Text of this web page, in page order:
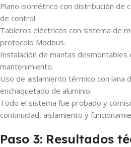
Plano isométrico con distribución de
de control.
Tableros eléctricos con sistema de
protocolo Modbus.
Instalación de mantas desmontables
mantenimiento.
Uso de aislamiento térmico con lana
enchaquetado de aluminio.
Todo el sistema fue probado y
continuidad, aislamiento y
Paso 3: Resultados